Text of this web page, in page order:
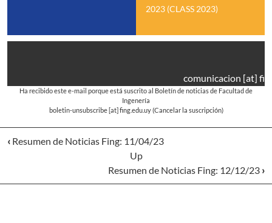
2023 (CLASS 2023)
comunicacion [at]
Ha recibido este e-mail porque está suscrito al Boletín de noticias de Facultad de
Ingenería
boletin-unsubscribe[at]fing.edu.uy(Cancelar la suscripción)
‹ Resumen de Noticias Fing: 11/04/23
Up
Resumen de Noticias Fing: 12/12/23 ›